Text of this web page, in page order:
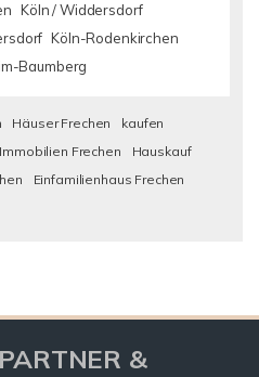
Köln / Widdersdorf
Köln-Rodenkirchen
Baumberg
Häuser Frechen
kaufen
Immobilien Frechen
Hauskauf
Einfamilienhaus Frechen
&